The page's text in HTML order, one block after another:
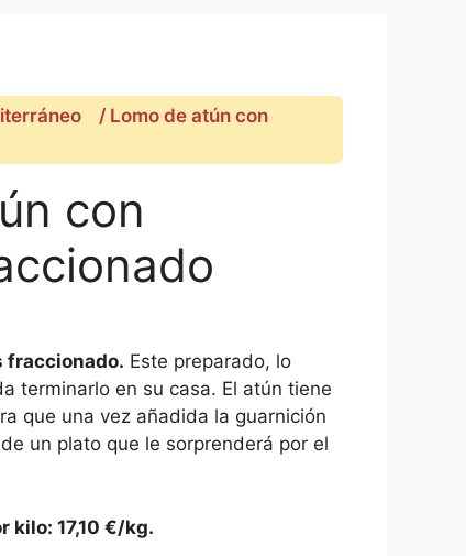
/ Lomo de atún con
con
fraccionado. Este preparado, lo
terminarlo en su casa. El atún tiene
que una vez añadida la guarnición
un plato que le sorprenderá por el
kilo: 17,10 €/kg.